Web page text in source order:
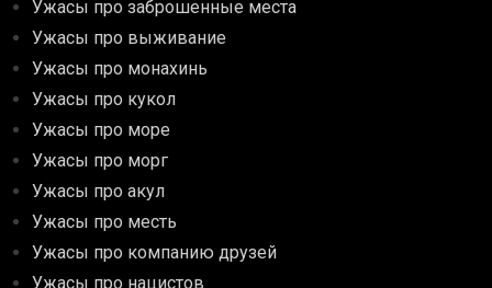
Ужасы про заброшенные места
Ужасы про выживание
Ужасы про монахинь
Ужасы про кукол
Ужасы про море
Ужасы про морг
Ужасы про акул
Ужасы про месть
Ужасы про компанию друзей
Ужасы про нацистов